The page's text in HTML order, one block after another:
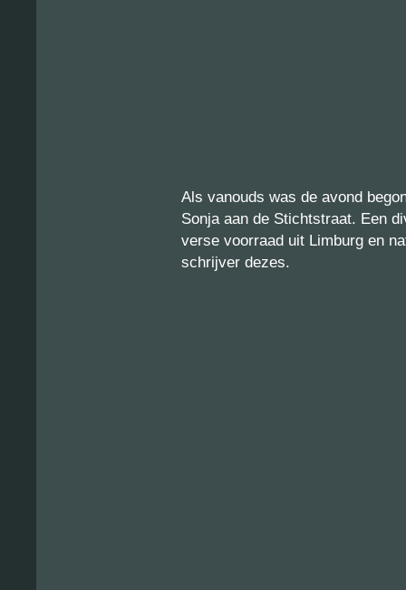
Als vanouds was de avond
Sonja aan de Stichtstraat. Een
verse voorraad uit Limburg en
schrijver dezes.